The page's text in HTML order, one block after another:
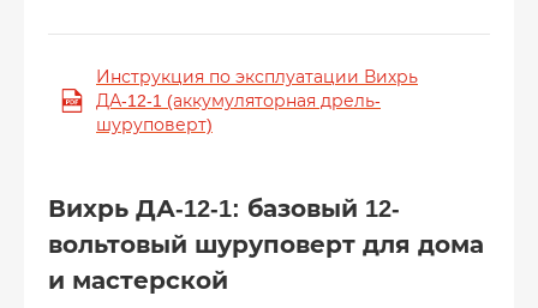
Инструкция по эксплуатации Вихрь
ДА-12-1 (аккумуляторная дрель-
шуруповерт)
Вихрь ДА-12-1: базовый 12-
вольтовый шуруповерт для дома
и мастерской